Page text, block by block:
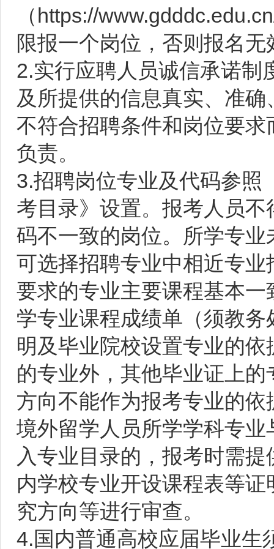
（https://
限报一个岗位，否则报名无
2.实行应聘人员诚信承诺制
及所提供的信息真实、准
不符合招聘条件和岗位要
负责。
3.招聘岗位专业及代码参照
考目录》设置。报考人员
码不一致的岗位。所学专
可选择招聘专业中相近专
要求的专业主要课程基本
学专业课程成绩单（须教
明及毕业院校设置专业的
的专业外，其他毕业证上
方向不能作为报考专业的依
境外留学人员所学学科专
入专业目录的，报考时需
内学校专业开设课程表等
究方向等进行审查。
4.国内普通高校应届毕业生